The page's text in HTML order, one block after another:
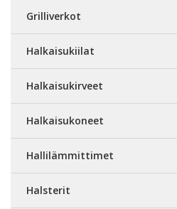
Grilliverkot
Halkaisukiilat
Halkaisukirveet
Halkaisukoneet
Hallilämmittimet
Halsterit